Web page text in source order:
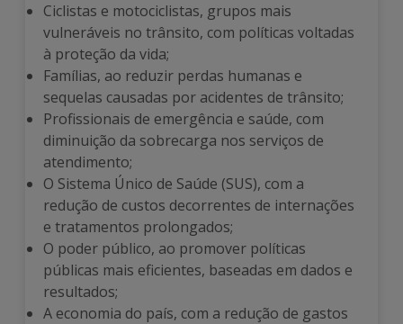
Ciclistas e motociclistas, grupos mais
vulneráveis no trânsito, com políticas voltadas
à proteção da vida;
Famílias, ao reduzir perdas humanas e
sequelas causadas por acidentes de trânsito;
Profissionais de emergência e saúde, com
diminuição da sobrecarga nos serviços de
atendimento;
O Sistema Único de Saúde (SUS), com a
redução de custos decorrentes de internações
e tratamentos prolongados;
O poder público, ao promover políticas
públicas mais eficientes, baseadas em dados e
resultados;
A economia do país, com a redução de gastos